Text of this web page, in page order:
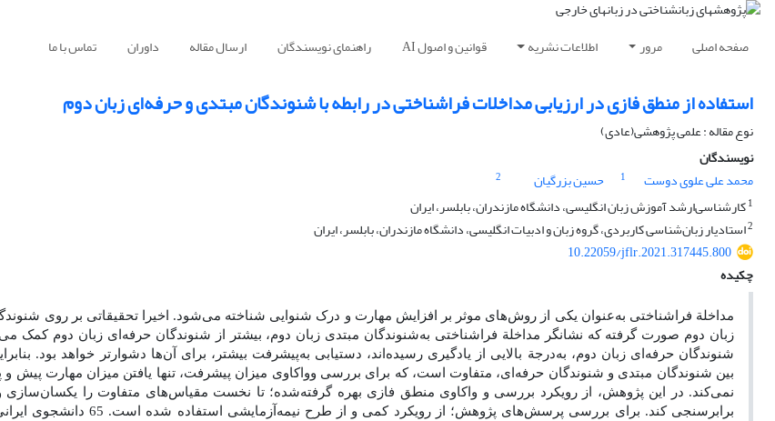
صفحه اصلی مرور اطلاعات نشریه قوانین و اصول AI راهنمای نویسندگان ارسال مقاله داوران تماس با ما
استفاده از منطق فازی در ارزیابی مداخلات فراشناختی در رابطه با شنوندگان مبتدی و حرفه‌ای زبان دوم
نوع مقاله : علمی پژوهشی(عادی)
نویسندگان
محمد علی علوی دوست
1 حسین بزرگیان
2
1کارشناسی‌ارشد آموزش زبان انگلیسی، دانشگاه مازندران، بابلسر، ایران
2استادیار زبان‌شناسی کاربردی، گروه زبان و ادبیات انگلیسی، دانشگاه مازندران، بابلسر، ایران
10.22059/jflr.2021.317445.800
چکیده
مداخلة فراشناختی به‌عنوان یکی از روش‌های موثر بر افزایش مهارت و درک شنوایی شناخته می‌شود. اخیرا تحقیقاتی بر روی
زبان دوم صورت گرفته که نشانگر مداخلة فراشناختی به‌شنوندگان مبتدی زبان دوم، بیشتر از شنوندگان حرفه‌ای زبان دوم کمک
شنوندگان حرفه‌ای زبان دوم، به‌درجة بالایی از یادگیری رسیده‌اند، دستیابی به‌پیشرفت بیشتر، برای آن‌ها دشوارتر خواهد بود.
بین شنوندگان مبتدی و شنوندگان حرفه‌ای، متفاوت است، که برای بررسی وواکاوی میزان پیشرفت، تنها یافتن میزان مهارت پیش
نمی‌کند. در این پژوهش، از رویکرد بررسی و واکاوی منطق فازی بهره گرفته‌شده؛ تا نخست مقیاس‌های متفاوت را